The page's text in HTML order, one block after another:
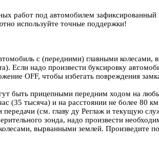
работ под автомобилем
используйте точные поддержки!
с (передними) главными колесами,
Если надо произвести буксировку
OFF, чтобы избегать повреждения
быть прицепными передним ходом на
(35 тысяча) и на расстоянии не более 80
передачи (см. главу ду Реглаж и текущую
зонда, надо произвести
вырванными землей. Произведите